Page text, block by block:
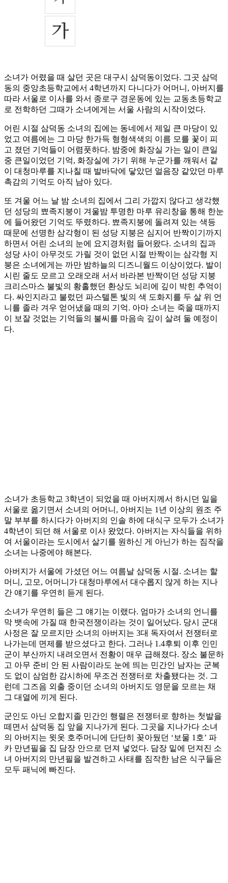
소녀가 어렸을 때 살던 곳은 대구시 삼덕동이었다. 그곳 삼덕
동의 중앙초등학교에서 4학년까지 다니다가 어머니, 아버지를
따라 서울로 이사를 와서 종로구 경운동에 있는 교동초등학교
로 전학하던 그때가 소녀에게는 서울 사람의 시작이었다.
어린 시절 삼덕동 소녀의 집에는 동네에서 제일 큰 마당이 있
었고 여름에는 그 마당 한가득 형형색색의 이름 모를 꽃이 피
고 졌던 기억들이 어렴풋하다. 밤중에 화장실 가는 일이 큰일
중 큰일이었던 기억, 화장실에 가기 위해 누군가를 깨워서 같
이 대청마루를 지나칠 때 발바닥에 닿았던 얼음장 같았던 마루
촉감의 기억도 아직 남아 있다.
또 겨울 어느 날 밤 소녀의 집에서 그리 가깝지 않다고 생각했
던 성당의 뾰족지붕이 겨울밤 투명한 마루 유리창을 통해 한눈
에 들어왔던 기억도 뚜렸하다. 뾰족지붕에 돌려져 있는 색등
때문에 선명한 삼각형이 된 성당 지붕은 심지어 반짝이기까지
하면서 어린 소녀의 눈에 요지경처럼 들어왔다. 소녀의 집과
성당 사이 아무것도 가릴 것이 없던 시절 반짝이는 삼각형 지
붕은 소녀에게는 까만 밤하늘의 디즈니월드 이상이었다. 발이
시린 줄도 모르고 오래오래 서서 바라본 반짝이던 성당 지붕
크리스마스 불빛의 황홀했던 환상도 뇌리에 깊이 박힌 추억이
다. 싸인지라고 불렀던 파스텔톤 빛의 색 도화지를 두 살 위 언
니를 졸라 겨우 얻어냈을 때의 기억. 아마 소녀는 죽을 때까지
이 보잘 것없는 기억들의 불씨를 마음속 깊이 살려 둘 예정이
다.
소녀가 초등학교 3학년이 되었을 때 아버지께서 하시던 일을
서울로 옮기면서 소녀의 어머니, 아버지는 1년 이상의 원조 주
말 부부를 하시다가 아버지의 인솔 하에 대식구 모두가 소녀가
4학년이 되던 해 서울로 이사 왔었다. 아버지는 자식들을 위하
여 서울이라는 도시에서 살기를 원하신 게 아닌가 하는 짐작을
소녀는 나중에야 해본다.
아버지가 서울에 가셨던 어느 여름날 삼덕동 시절. 소녀는 할
머니, 고모, 어머니가 대청마루에서 대수롭지 않게 하는 지나
간 얘기를 우연히 듣게 된다.
소녀가 우연히 들은 그 얘기는 이랬다. 엄마가 소녀의 언니를
막 뱃속에 가질 때 한국전쟁이라는 것이 일어났다. 당시 군대
사정은 잘 모르지만 소녀의 아버지는 3대 독자여서 전쟁터로
나가는데 면제를 받으셨다고 한다. 그러나 1.4후퇴 이후 인민
군이 부산까지 내려오면서 전황이 매우 급해졌다. 장소 불문하
고 아무 준비 안 된 사람이라도 눈에 띄는 민간인 남자는 군복
도 없이 삼엄한 감시하에 무조건 전쟁터로 차출됐다는 것. 그
런데 그즈음 외출 중이던 소녀의 아버지도 영문을 모르는 채
그 대열에 끼게 된다.
군인도 아닌 오합지졸 민간인 행렬은 전쟁터로 향하는 첫발을
떼면서 삼덕동 집 앞을 지나가게 된다. 그곳을 지나가다 소녀
의 아버지는 윗옷 호주머니에 단단히 꽂아뒀던 ‘보물 1호’ 파
카 만년필을 집 담장 안으로 던져 넣었다. 담장 밑에 던져진 소
녀 아버지의 만년필을 발견하고 사태를 짐작한 남은 식구들은
모두 패닉에 빠진다.